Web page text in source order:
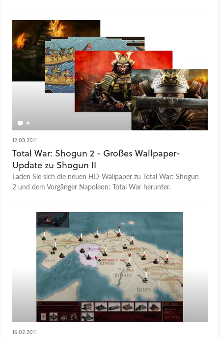
4
12.03.2011
Total War: Shogun 2 - Großes Wallpaper-
Update zu Shogun II
Laden Sie sich die neuen HD-Wallpaper zu Total War: Shogun
2 und dem Vorgänger Napoleon: Total War herunter.
16.02.2011